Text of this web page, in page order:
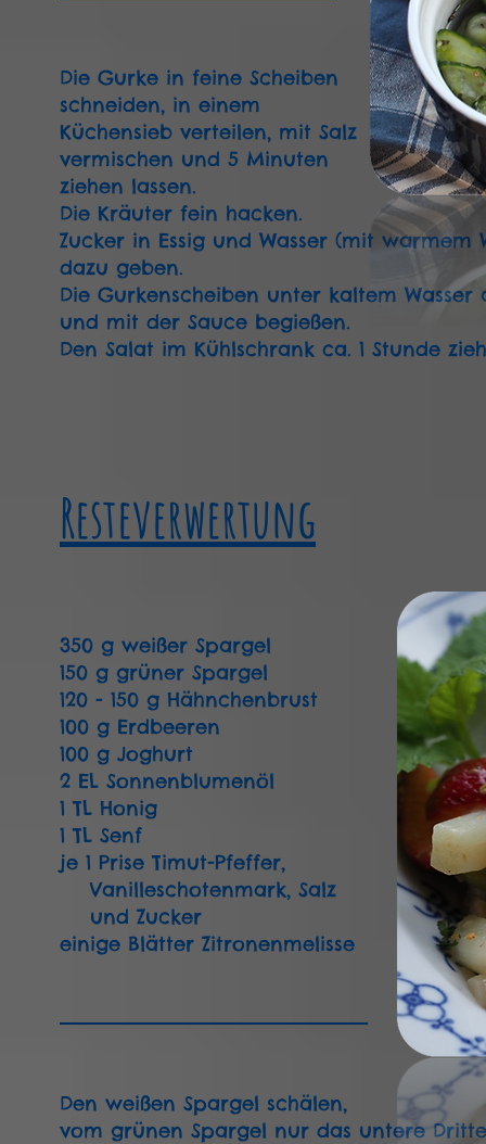
Die Gurke in feine Scheiben
schneiden, in einem
Küchensieb verteilen, mit Salz
vermischen und 5 Minuten
ziehen lassen.
Die Kräuter fein hacken.
Zucker in Essig und Wasser (mit
dazu geben.
Die Gurkenscheiben unter kaltem
und mit der Sauce begießen.
Den Salat im Kühlschrank ca. 1 Stunde
Resteverwertung
350 g weißer Spargel
150 g grüner Spargel
120 - 150 g Hähnchenbrust
100 g Erdbeeren
100 g Joghurt
2 EL Sonnenblumenöl
1 TL Honig
1 TL Senf
je 1 Prise Timut-Pfeffer,
Vanilleschotenmark, Salz
und Zucker
einige Blätter Zitronenmelisse
Den weißen Spargel schälen,
vom grünen Spargel nur das untere